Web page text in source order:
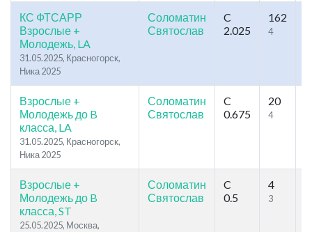
КС ФТСАРР
Взрослые +
Молодежь, LA
31.05.2025, Красногорск,
Ника 2025
Соломатин
Святослав
C
2.025
162
4
Взрослые +
Молодежь до B
класса, LA
31.05.2025, Красногорск,
Ника 2025
Соломатин
Святослав
C
0.675
20
4
Взрослые +
Молодежь до B
класса, ST
25.05.2025, Москва,
Соломатин
Святослав
C
0.5
4
3